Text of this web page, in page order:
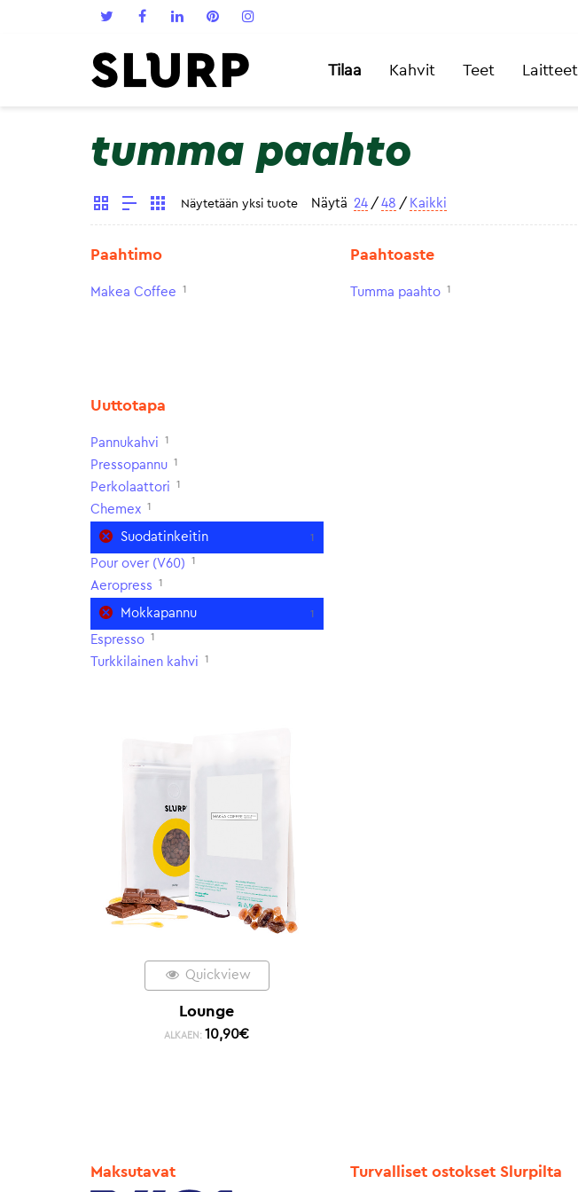
Tilaa Kahvit Teet Laitteet
tumma paahto
Näytetään yksi tuote Näytä 24 / 48 / Kaikki
Paahtimo
Makea Coffee 1
Paahtoaste
Tumma paahto 1
Uuttotapa
Pannukahvi 1
Pressopannu 1
Perkolaattori 1
Chemex 1
Suodatinkeitin 1
Pour over (V60) 1
Aeropress 1
Mokkapannu 1
Espresso 1
Turkkilainen kahvi 1
Quickview
Lounge
ALKAEN: 10,90€
Maksutavat Turvalliset ostokset Slurpilta